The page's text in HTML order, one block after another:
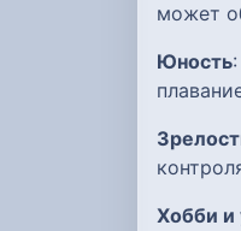
может
Юность
Хобби и